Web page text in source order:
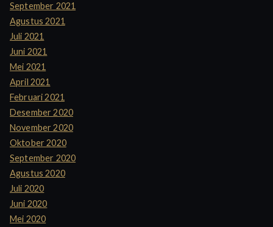
September 2021
Agustus 2021
Juli 2021
Juni 2021
Mei 2021
April 2021
Februari 2021
Desember 2020
November 2020
Oktober 2020
September 2020
Agustus 2020
Juli 2020
Juni 2020
Mei 2020